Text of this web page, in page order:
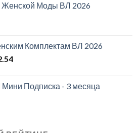
составляла$108.30.
Женской Моды ВЛ 2026
Комплектам ВЛ 2026
Текущая
Подписка - 3 месяца